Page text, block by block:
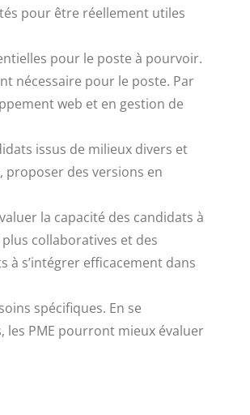
pour être réellement utiles
pour le poste à pourvoir.
nécessaire pour le poste. Par
web et en gestion de
issus de milieux divers et
proposer des versions en
la capacité des candidats à
plus collaboratives et des
à s’intégrer efficacement dans
spécifiques. En se
les PME pourront mieux évaluer